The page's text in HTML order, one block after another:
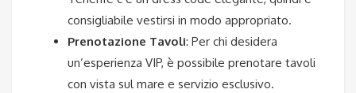
consigliabile vestirsi in modo appropriato.
Prenotazione Tavoli: Per chi desidera
un’esperienza VIP, è possibile prenotare tavoli
con vista sul mare e servizio esclusivo.